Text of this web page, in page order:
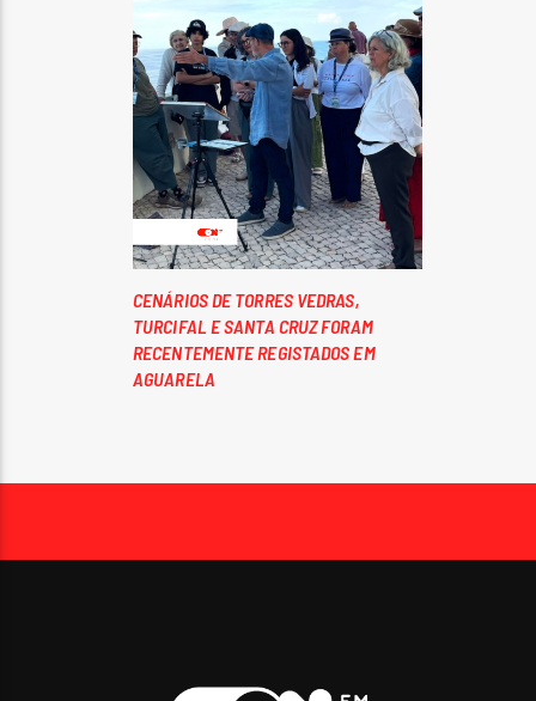
CENÁRIOS DE TORRES VEDRAS,
TURCIFAL E SANTA CRUZ FORAM
RECENTEMENTE REGISTADOS EM
AGUARELA